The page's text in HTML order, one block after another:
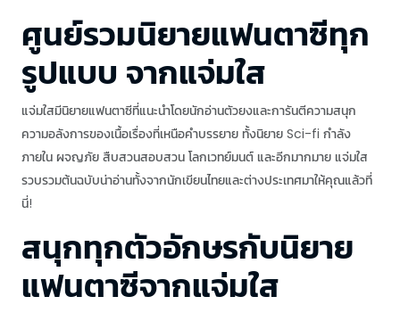
ศูนย์รวมนิยายแฟนตาซีทุก
รูปแบบ จากแจ่มใส
แจ่มใสมีนิยายแฟนตาซีที่แนะนำโดยนักอ่านตัวยงและการันตีความสนุก
ความอลังการของเนื้อเรื่องที่เหนือคำบรรยาย ทั้งนิยาย Sci-fi กำลัง
ภายใน ผจญภัย สืบสวนสอบสวน โลกเวทย์มนต์ และอีกมากมาย แจ่มใส
รวบรวมต้นฉบับน่าอ่านทั้งจากนักเขียนไทยและต่างประเทศมาให้คุณแล้วที่
นี่!
สนุกทุกตัวอักษรกับนิยาย
แฟนตาซีจากแจ่มใส